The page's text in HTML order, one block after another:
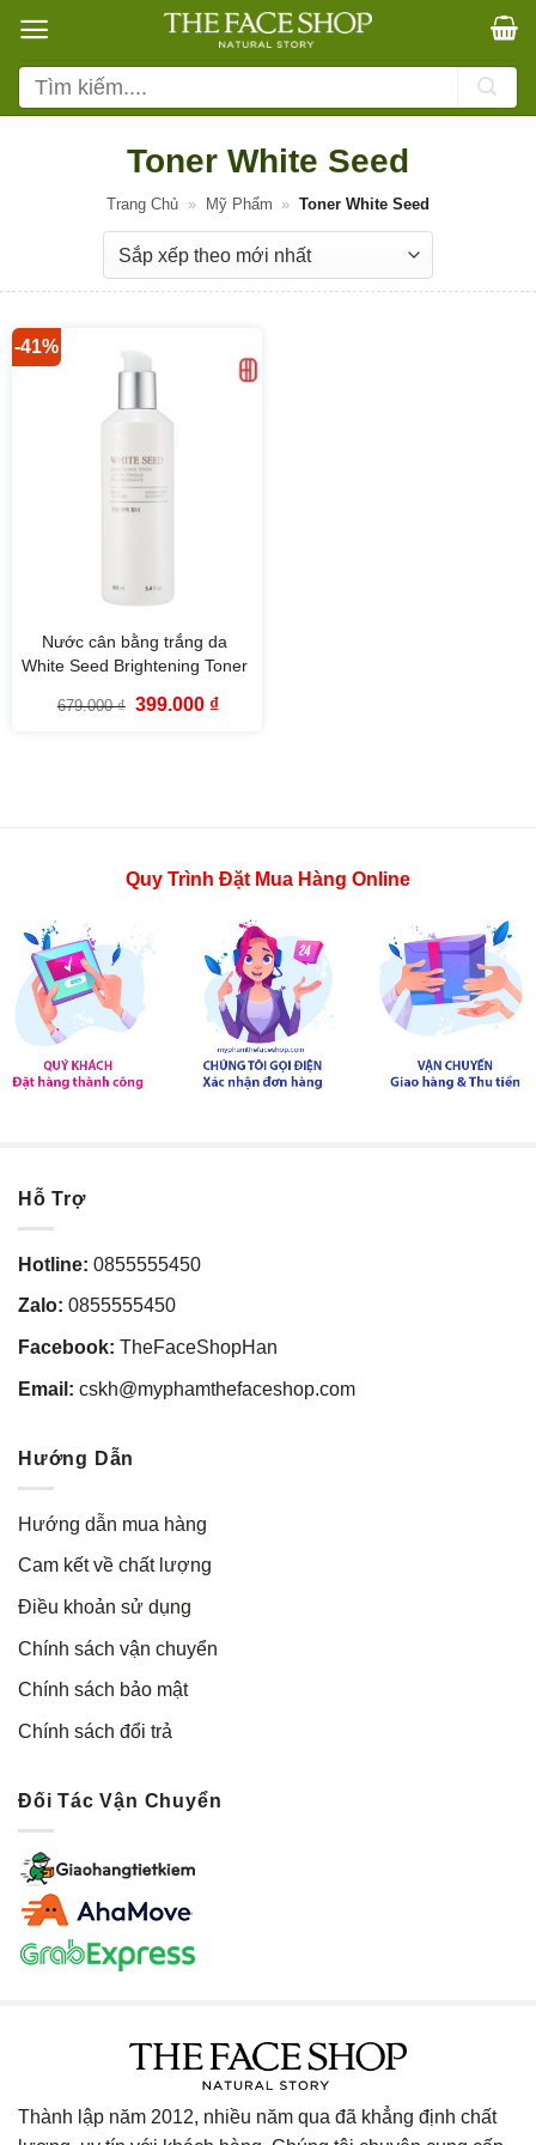
qua
nội
dung
Tìm
kiếm:
Toner White Seed
Trang Chủ » Mỹ Phẩm » Toner White Seed
-41%
Nước cân bằng trắng da
White Seed Brightening Toner
679.000₫ Giá
399.000 ₫Giá
Quy Trình Đặt Mua Hàng Online
Hỗ Trợ
Hotline: 0855555450
Zalo: 0855555450
Facebook: TheFaceShopHan
Email: cskh@myphamthefaceshop.com
Hướng Dẫn
Hướng dẫn mua hàng
Cam kết về chất lượng
Điều khoản sử dụng
Chính sách vận chuyển
Chính sách bảo mật
Chính sách đổi trả
Đối Tác Vận Chuyển
Thành lập năm 2012, nhiều năm qua đã khẳng định chất